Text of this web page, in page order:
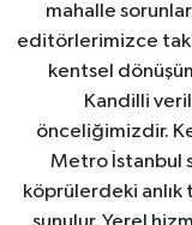
mahalle
editörlerimizce
kentsel
Kandilli
önceliğimizdir.
Metro İstanbul
köprülerdeki anlık